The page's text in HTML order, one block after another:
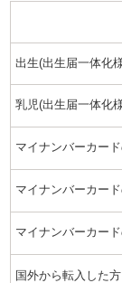
出生(出生届一体化
乳児(出生届一体化
マイナンバーカー
マイナンバーカー
マイナンバーカー
国外から転入した方